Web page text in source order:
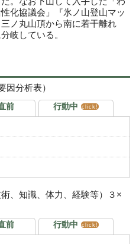
化協議会」『氷ノ山登山マッ
ノ丸山頂から南に若干離れ
岐している。
因分析表）
前 行動中 click!
、知識、体力、経験等）３×
前 行動中 click!